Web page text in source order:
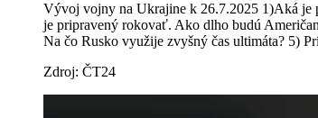
Vývoj vojny na Ukrajine k 26.7.2025 1)Aká je
je pripravený rokovať. Ako dlho budú
Na čo Rusko využije zvyšný čas ultimáta? 5)
Zdroj: ČT24